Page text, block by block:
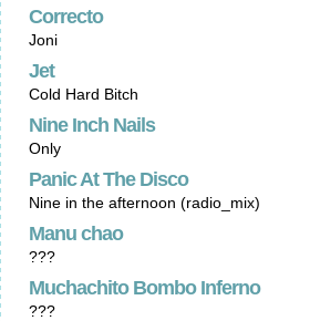
Correcto
Joni
Jet
Cold Hard Bitch
Nine Inch Nails
Only
Panic At The Disco
Nine in the afternoon (radio_mix)
Manu chao
???
Muchachito Bombo Inferno
???